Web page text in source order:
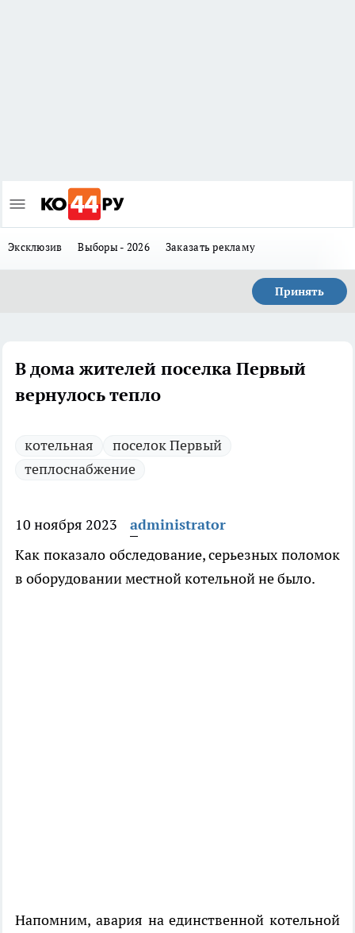
Эксклюзив Выборы - 2026 Заказать рекламу
Принять
В дома жителей поселка Первый
вернулось тепло
котельная
поселок Первый
теплоснабжение
10 ноября 2023
administrator
Как показало обследование, серьезных поломок
в оборудовании местной котельной не было.
Напомним, авария на единственной котельной